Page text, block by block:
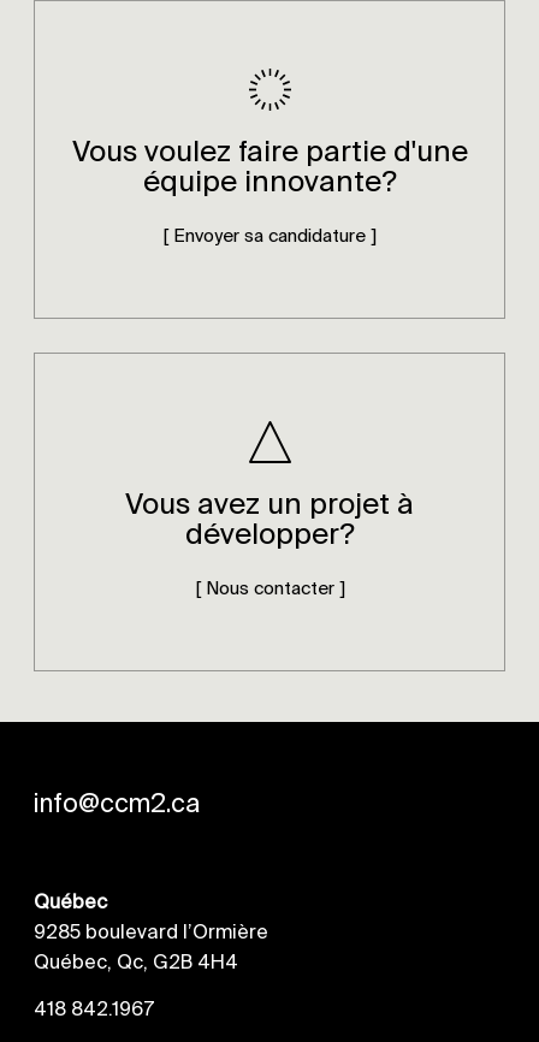
Vous voulez faire partie d'une
équipe innovante?
[ Envoyer sa candidature ]
Vous avez un projet à
développer?
[ Nous contacter ]
info@ccm2.ca
Québec
9285 boulevard l’Ormière
Québec, Qc, G2B 4H4
418 842.1967